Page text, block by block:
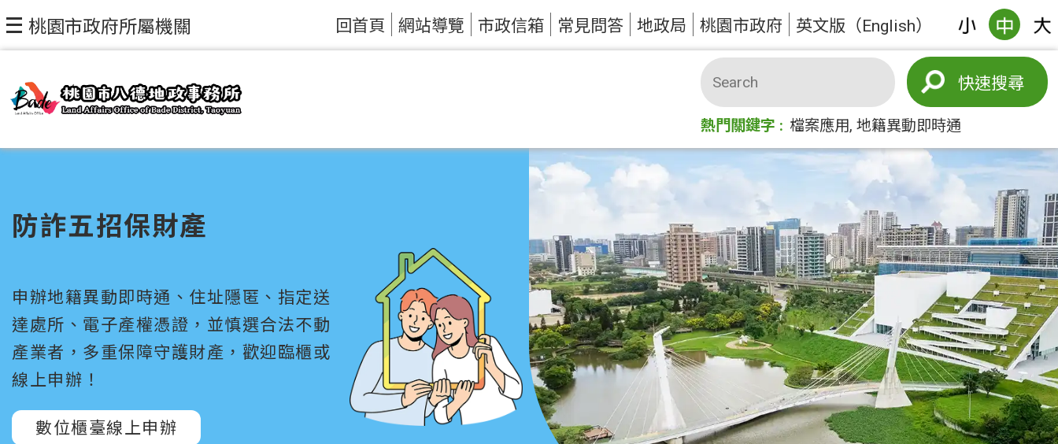
桃園市政府所屬機關 回首頁 網站導覽 市政信箱 常見問答 地政局 桃園市政府 英文版（English）
搜尋
熱門關鍵字 檔案應用 地籍異動即時通
防詐五招保財產
申辦地籍異動即時通、住址隱匿、指定送
達處所、電子產權憑證，並慎選合法不動
產業者，多重保障守護財產，歡迎臨櫃或
線上申辦！
數位櫃臺線上申辦